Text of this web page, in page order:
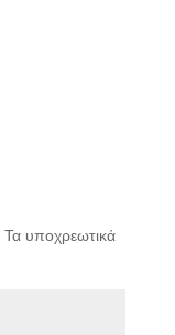
Τα υποχρεωτικά